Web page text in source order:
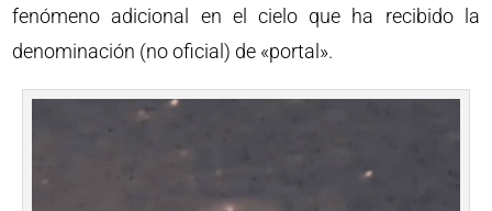
fenómeno adicional en el cielo que ha recibido la
denominación (no oficial) de «portal».